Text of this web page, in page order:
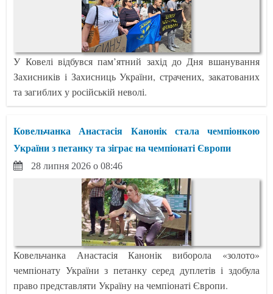
У Ковелі відбувся пам’ятний захід до Дня вшанування
Захисників і Захисниць України, страчених, закатованих
та загиблих у російській неволі.
Ковельчанка Анастасія Канонік стала чемпіонкою
України з петанку та зіграє на чемпіонаті Європи
28 липня 2026 о 08:46
Ковельчанка Анастасія Канонік виборола «золото»
чемпіонату України з петанку серед дуплетів і здобула
право представляти Україну на чемпіонаті Європи.